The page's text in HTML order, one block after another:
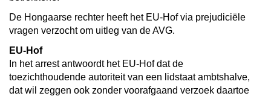
De Hongaarse rechter heeft het EU-Hof via prejudiciële
vragen verzocht om uitleg van de AVG.
EU-Hof
In het arrest antwoordt het EU-Hof dat de
toezichthoudende autoriteit van een lidstaat ambtshalve,
dat wil zeggen ook zonder voorafgaand verzoek daartoe